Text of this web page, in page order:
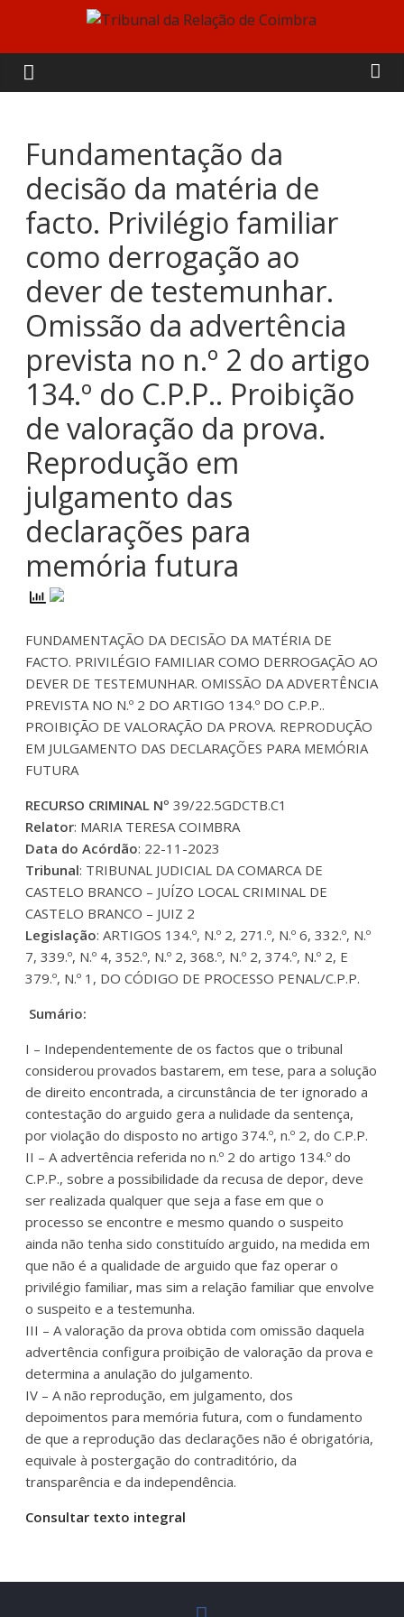
content
Tribunal
da
Relação
de
Coimbra
Fundamentação da
decisão da matéria de
facto. Privilégio familiar
como derrogação ao
dever de testemunhar.
Omissão da advertência
prevista no n.º 2 do artigo
134.º do C.P.P.. Proibição
de valoração da prova.
Reprodução em
julgamento das
declarações para
memória futura
FUNDAMENTAÇÃO DA DECISÃO DA MATÉRIA DE
FACTO. PRIVILÉGIO FAMILIAR COMO DERROGAÇÃO AO
DEVER DE TESTEMUNHAR. OMISSÃO DA ADVERTÊNCIA
PREVISTA NO N.º 2 DO ARTIGO 134.º DO C.P.P..
PROIBIÇÃO DE VALORAÇÃO DA PROVA. REPRODUÇÃO
EM JULGAMENTO DAS DECLARAÇÕES PARA MEMÓRIA
FUTURA
RECURSO CRIMINAL Nº 39/22.5GDCTB.C1
Relator: MARIA TERESA COIMBRA
Data do Acórdão: 22-11-2023
Tribunal: TRIBUNAL JUDICIAL DA COMARCA DE
CASTELO BRANCO – JUÍZO LOCAL CRIMINAL DE
CASTELO BRANCO – JUIZ 2
Legislação: ARTIGOS 134.º, N.º 2, 271.º, N.º 6, 332.º, N.º
7, 339.º, N.º 4, 352.º, N.º 2, 368.º, N.º 2, 374.º, N.º 2, E
379.º, N.º 1, DO CÓDIGO DE PROCESSO PENAL/C.P.P.
Sumário:
I – Independentemente de os factos que o tribunal
considerou provados bastarem, em tese, para a solução
de direito encontrada, a circunstância de ter ignorado a
contestação do arguido gera a nulidade da sentença,
por violação do disposto no artigo 374.º, n.º 2, do C.P.P.
II – A advertência referida no n.º 2 do artigo 134.º do
C.P.P., sobre a possibilidade da recusa de depor, deve
ser realizada qualquer que seja a fase em que o
processo se encontre e mesmo quando o suspeito
ainda não tenha sido constituído arguido, na medida em
que não é a qualidade de arguido que faz operar o
privilégio familiar, mas sim a relação familiar que envolve
o suspeito e a testemunha.
III – A valoração da prova obtida com omissão daquela
advertência configura proibição de valoração da prova e
determina a anulação do julgamento.
IV – A não reprodução, em julgamento, dos
depoimentos para memória futura, com o fundamento
de que a reprodução das declarações não é obrigatória,
equivale à postergação do contraditório, da
transparência e da independência.
Consultar texto integral